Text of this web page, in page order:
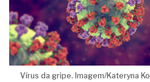
Vírus da gripe. Imagem/Kateryna